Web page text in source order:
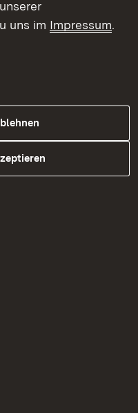
Hochschulen für
dabei zählen,
selbst. Dabei muss
uns im Impressum.